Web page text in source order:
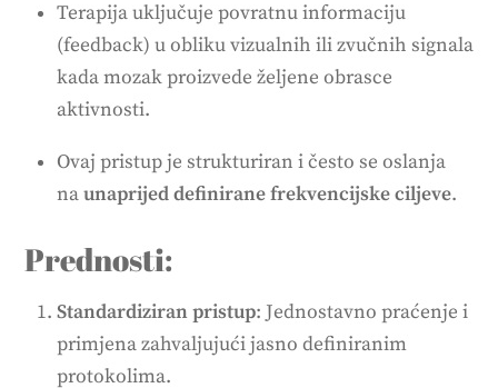
Terapija uključuje povratnu informaciju
(feedback) u obliku vizualnih ili zvučnih signala
kada mozak proizvede željene obrasce
aktivnosti.
Ovaj pristup je strukturiran i često se oslanja
naunaprijed definirane frekvencijske ciljeve.
Prednosti:
Standardiziran pristup: Jednostavno praćenje i
primjena zahvaljujući jasno definiranim
protokolima.